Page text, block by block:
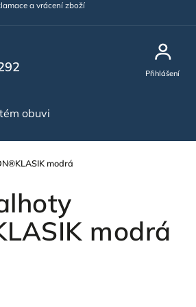
a vrácení zboží
Přihlášení
obuvi
modrá
modrá